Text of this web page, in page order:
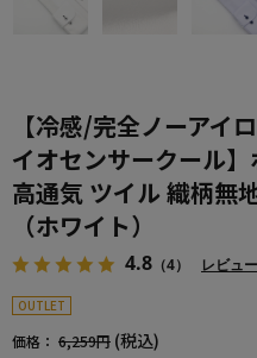
【冷感/完全ノーアイ
イオセンサークール
高通気 ツイル 織柄無
（ホワイト）
4.8 （4） レビュ
OUTLET
価格： 6,259円 (税込)